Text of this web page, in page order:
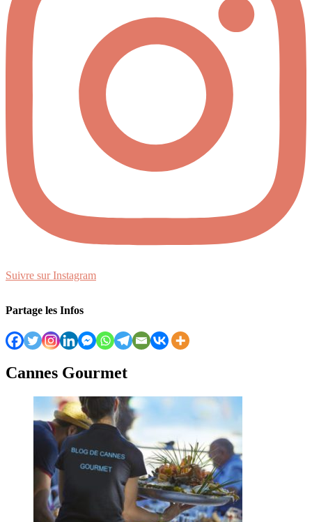
Suivre sur Instagram
Partage les Infos
Cannes Gourmet